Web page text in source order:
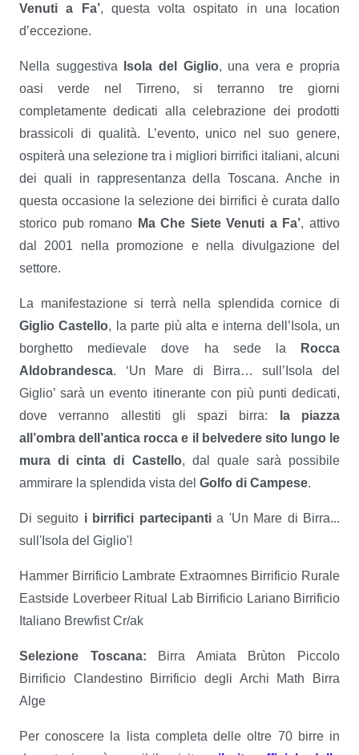
Venuti a Fa’, questa volta ospitato in una location
d’eccezione.
Nella suggestiva Isola del Giglio, una vera e propria
oasi verde nel Tirreno, si terranno tre giorni
completamente dedicati alla celebrazione dei prodotti
brassicoli di qualità. L’evento, unico nel suo genere,
ospiterà una selezione tra i migliori birrifici italiani, alcuni
dei quali in rappresentanza della Toscana. Anche in
questa occasione la selezione dei birrifici è curata dallo
storico pub romano Ma Che Siete Venuti a Fa’, attivo
dal 2001 nella promozione e nella divulgazione del
settore.
La manifestazione si terrà nella splendida cornice di
Giglio Castello, la parte più alta e interna dell’Isola, un
borghetto medievale dove ha sede la
Rocca
Aldobrandesca. ‘Un Mare di Birra… sull’Isola del
Giglio’ sarà un evento itinerante con più punti dedicati,
dove verranno allestiti gli spazi birra:
la piazza
all’ombra dell’antica rocca e il belvedere sito lungo le
mura di cinta di Castello, dal quale sarà possibile
ammirare la splendida vista del Golfo di Campese.
Di seguito i birrifici partecipantia 'Un Mare di Birra...
sull'Isola del Giglio'!
Hammer Birrificio Lambrate Extraomnes Birrificio Rurale
Eastside Loverbeer Ritual Lab Birrificio Lariano Birrificio
Italiano Brewfist Cr/ak
Selezione Toscana: Birra Amiata Brùton Piccolo
Birrificio Clandestino Birrificio degli Archi Math Birra
Alge
Per conoscere la lista completa delle oltre 70 birre in